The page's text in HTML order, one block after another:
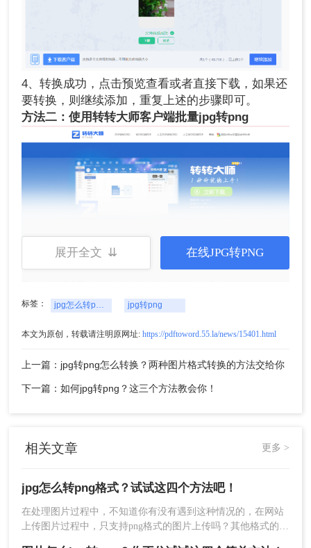
4、转换成功，点击预览查看或者直接下载，如果还
要转换，则继续添加，重复上述的步骤即可。
方法二：使用转转大师客户端批量jpg转png
客户端网址：http://pdf.55.la/
转转大师是一款专业的转换软件，它支持PDF与
转换。
ico等都可以在转转大师上进行转换。
那么如何转换呢？
展开全文 ⇊ 在线JPG转PNG
标签： jpg怎么转png格式 jpg转png
本文为原创，转载请注明原网址: https://pdftoword.55.la/news/15401.html
上一篇：jpg转png怎么转换？两种图片格式转换的方法交给你
下一篇：如何jpg转png？这三个方法教会你！
相关文章 更多 >
jpg怎么转png格式？试试这四个方法吧！
在处理图片过程中，不知道你有没有遇到这种情况的，在网站
上传图片过程中，只支持png格式的图片上传吗？其他格式的都